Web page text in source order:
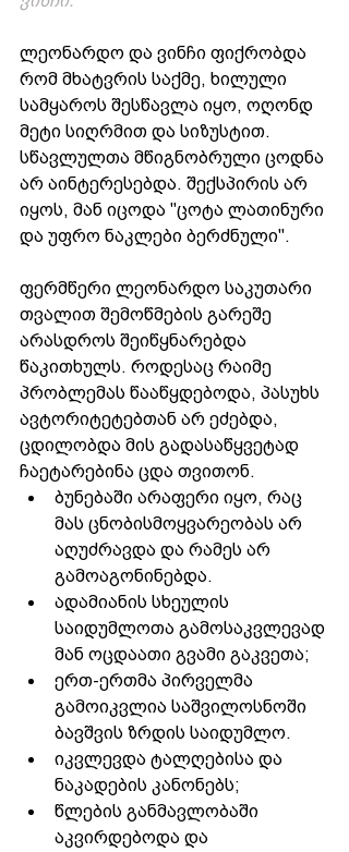
ლეონარდო და ვინჩი ფიქრობდა
რომ მხატვრის საქმე, ხილული
სამყაროს შესწავლა იყო, ოღონდ
მეტი სიღრმით და სიზუსტით.
სწავლულთა მწიგნობრული ცოდნა
არ აინტერესებდა. შექსპირის არ
იყოს, მან იცოდა "ცოტა ლათინური
და უფრო ნაკლები ბერძნული".
ფერმწერი ლეონარდო საკუთარი
თვალით შემოწმების გარეშე
არასდროს შეიწყნარებდა
წაკითხულს. როდესაც რაიმე
პრობლემას წააწყდებოდა, პასუხს
ავტორიტეტებთან არ ეძებდა,
ცდილობდა მის გადასაწყვეტად
ჩაეტარებინა ცდა თვითონ.
ბუნებაში არაფერი იყო, რაც
მას ცნობისმოყვარეობას არ
აღუძრავდა და რამეს არ
გამოაგონინებდა.
ადამიანის სხეულის
საიდუმლოთა გამოსაკვლევად
მან ოცდაათი გვამი გაკვეთა;
ერთ-ერთმა პირველმა
გამოიკვლია საშვილოსნოში
ბავშვის ზრდის საიდუმლო.
იკვლევდა ტალღებისა და
ნაკადების კანონებს;
წლების განმავლობაში
აკვირდებოდა და